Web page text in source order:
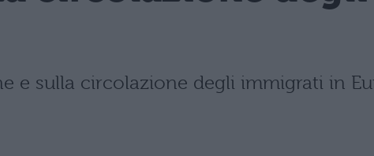
e sulla circolazione degli immigrati in